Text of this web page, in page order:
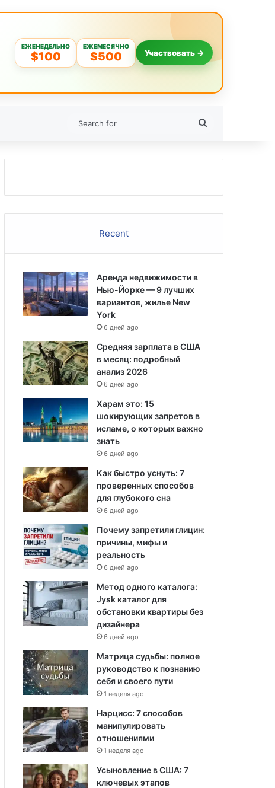
ЕЖЕНЕДЕЛЬНО
$100
ЕЖЕМЕСЯЧНО
$500 Участвовать →
Recent
Аренда недвижимости в
Нью-Йорке — 9 лучших
вариантов, жилье New
York
6 дней ago
Средняя зарплата в США
в месяц: подробный
анализ 2026
6 дней ago
Харам это: 15
шокирующих запретов в
исламе, о которых важно
знать
6 дней ago
Как быстро уснуть: 7
проверенных способов
для глубокого сна
6 дней ago
Почему запретили глицин:
причины, мифы и
реальность
6 дней ago
Метод одного каталога:
Jysk каталог для
обстановки квартиры без
дизайнера
6 дней ago
Матрица судьбы: полное
руководство к познанию
себя и своего пути
1 неделя ago
Нарцисс: 7 способов
манипулировать
отношениями
1 неделя ago
Усыновление в США: 7
ключевых этапов